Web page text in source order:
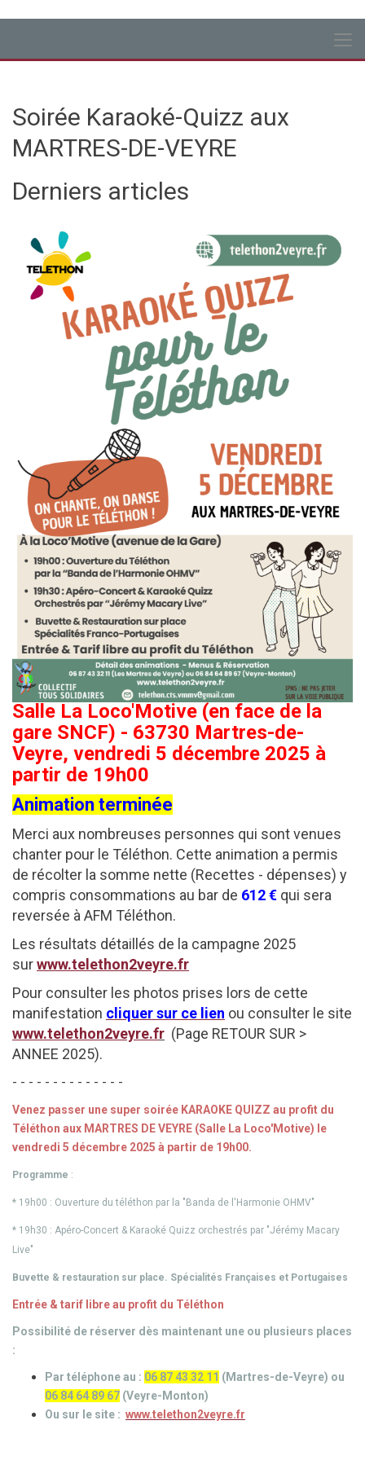
Soirée Karaoké-Quizz aux
MARTRES-DE-VEYRE
Derniers articles
Salle La Loco'Motive (en face de la
gare SNCF) - 63730 Martres-de-
Veyre, vendredi 5 décembre 2025 à
partir de 19h00
Animation terminée
Merci aux nombreuses personnes qui sont venues
chanter pour le Téléthon. Cette animation a permis
de récolter la somme nette (Recettes - dépenses) y
compris consommations au bar de 612 € qui sera
reversée à AFM Téléthon.
Les résultats détaillés de la campagne 2025
surwww.telethon2veyre.fr
Pour consulter les photos prises lors de cette
manifestation cliquer sur ce lien ou consulter le site
www.telethon2veyre.fr (Page RETOUR SUR >
ANNEE 2025).
- - - - - - - - - - - - - -
Venez passer une super soirée KARAOKE QUIZZ au profit du
Téléthon aux MARTRES DE VEYRE (Salle La Loco'Motive) le
vendredi 5 décembre 2025 à partir de 19h00.
Programme :
* 19h00 : Ouverture du téléthon par la "Banda de l'Harmonie OHMV"
* 19h30 : Apéro-Concert & Karaoké Quizz orchestrés par "Jérémy Macary
Live"
Buvette & restauration sur place. Spécialités Françaises et Portugaises
Entrée & tarif libre au profit du Téléthon
Possibilité de réserver dès maintenant une ou plusieurs places
:
Par téléphone au : 06 87 43 32 11 (Martres-de-Veyre) ou
06 84 64 89 67 (Veyre-Monton)
Ou sur le site : www.telethon2veyre.fr